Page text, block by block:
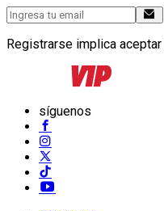
Registrarse implica
síguenos